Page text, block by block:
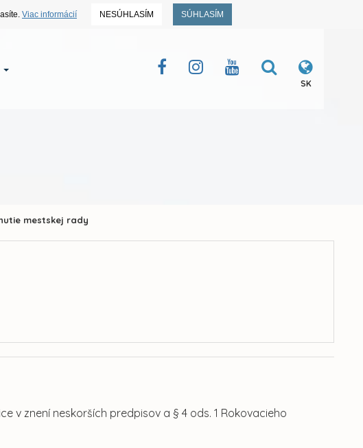
Viac informácií NESÚHLASÍM SÚHLASÍM
SK
mestskej rady
v znení neskorších predpisov a § 4 ods. 1 Rokovacieho